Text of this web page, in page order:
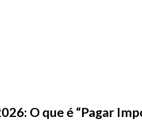
O que é “Pagar